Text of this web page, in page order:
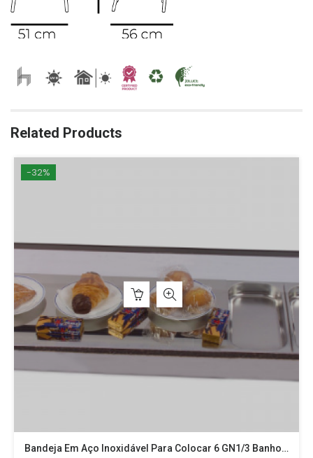
Related Products
-32%
Bandeja Em Aço Inoxidável Para Colocar 6 GN1/3 Banho Maria